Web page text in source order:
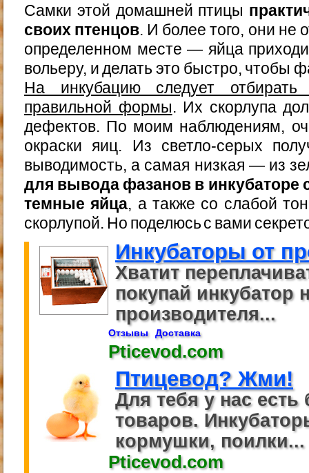
Самки этой домашней птицы
своих птенцов. И более того, они не
определенном месте — яйца
вольеру, и делать это быстро, чтобы
На инкубацию следует отбирать
правильной формы. Их скорлупа
дефектов. По моим наблюдениям,
окраски яиц. Из светло-серых
выводимость, а самая низкая — из
для вывода фазанов в
темные яйца, а также со слабой
скорлупой. Но поделюсь с вами
Инкубаторы от
Хватит
покупай инкубатор
производителя...
Отзывы Доставка
Pticevod.com
Птицевод? Жми!
Для тебя у нас есть
товаров.
кормушки, поилки...
Pticevod.com